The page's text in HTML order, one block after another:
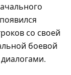
со своей
боевой